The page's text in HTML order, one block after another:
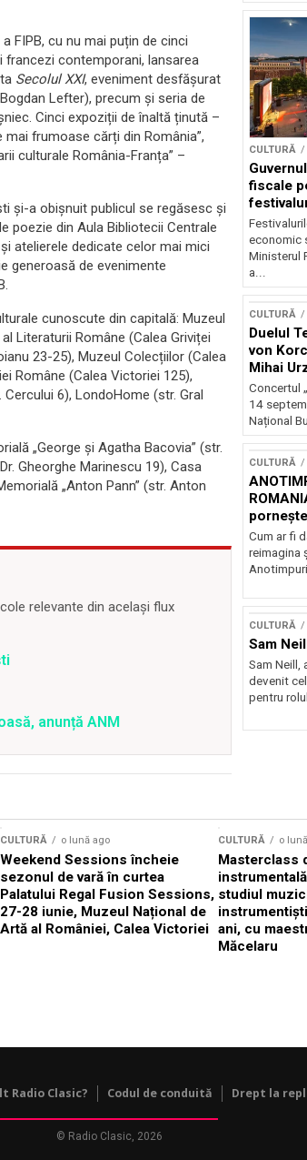
FIPB, cu nu mai puțin de cinci
francezi contemporani, lansarea
Secolul XXI, eveniment desfășurat
Lefter), precum și seria de
Cinci expoziții de înaltă ținută –
frumoase cărți din România”,
culturale România-Franța” –
și-a obișnuit publicul se regăsesc și
poezie din Aula Bibliotecii Centrale
atelierele dedicate celor mai mici
generoasă de evenimente
cunoscute din capitală: Muzeul
Literaturii Române (Calea Griviței
23-25), Muzeul Colecțiilor (Calea
Române (Calea Victoriei 125),
6), LondoHome (str. Gral
„George și Agatha Bacovia” (str.
Gheorghe Marinescu 19), Casa
„Anton Pann” (str. Anton
relevante din același flux
anunță ANM
CULTURĂ
fiscale
economic
Ministerul
a...
CULTURĂ
Duelul
von
Mihai
Concertul
14
Național
CULTURĂ
turneu
Cum ar fi
reimagina
Anotimpuri
CULTURĂ
Sam
Sam Neill,
devenit
pentru
CULTURĂ o lună ago
Weekend Sessions încheie
sezonul de vară în curtea
Palatului Regal Fusion Sessions,
27-28 iunie, Muzeul Național de
Artă al României, Calea Victoriei
CULTURĂ o
Masterclass
studiul
ani, cu
Măcelaru
Radio Clasic? Codul de conduită Drept la
© Radio Clasic, 2026